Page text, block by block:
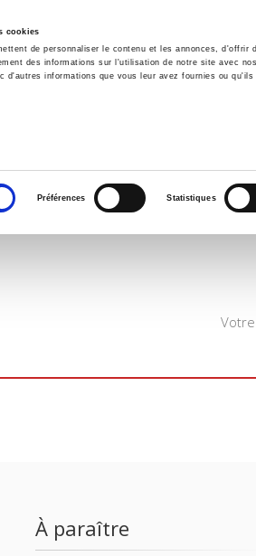
cookies
de personnaliser le contenu et les annonces,
des informations sur l'utilisation de notre site avec
d'autres informations que vous leur avez fournies ou
Préférences Statistiques
Accueil Environnement
À paraître